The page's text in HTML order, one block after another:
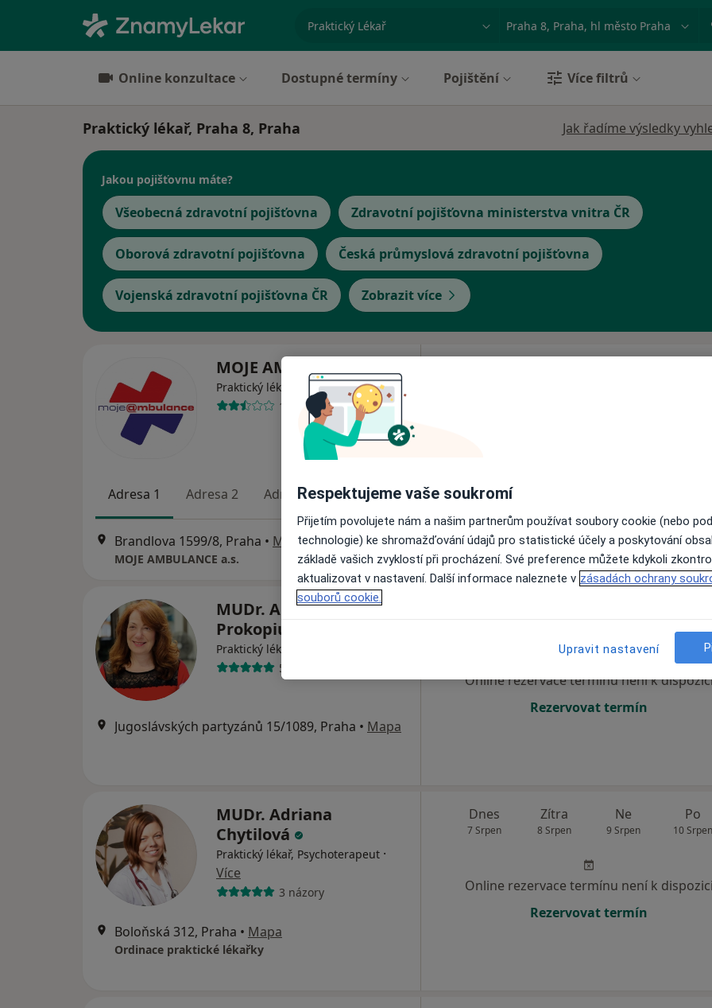
specializace, nemoc nebo příjmení Město nebo region
Online konzultace Dostupné termíny Pojištění Více filtrů
Praktický lékař, Praha 8, Praha Jak řadíme výsledky
Jakou pojišťovnu máte?
Všeobecná zdravotní pojišťovna Zdravotní pojišťovna ministerstva vnitra ČR
Oborová zdravotní pojišťovna Česká průmyslová zdravotní pojišťovna
Vojenská zdravotní pojišťovna ČR Zobrazit více
MOJE AMBULANCE a.s.
Praktický lékař
11 názorů
Adresa 1 Adresa 2 Adresa 3
Brandlova 1599/8, Praha • Mapa
MOJE AMBULANCE a.s.
MUDr. Andrea
Prokopiusová
Praktický lékař
53 názorů
Jugoslávských partyzánů 15/1089, Praha • Mapa
Online rezervace termínu není k
Rezervovat termín
MUDr. Adriana
Chytilová
Praktický lékař, Psychoterapeut ·
Více
3 názory
Boloňská 312, Praha • Mapa
Ordinace praktické lékařky
Dnes
7 Srpen
Zítra
8 Srpen
Ne
9 Srpen
Po
10 Srpen
Online rezervace termínu není k dispozici
Rezervovat termín
Respektujeme vaše soukromí
Přijetím povolujete nám a našim partnerům používat soubory cookie (nebo
technologie) ke shromažďování údajů pro statistické účely a poskytování
základě vašich zvyklostí při procházení. Své preference můžete kdykoli
aktualizovat v nastavení. Další informace naleznete v zásadách ochrany
souborů cookie.
Upravit nastavení